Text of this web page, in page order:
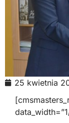
25 kwietnia